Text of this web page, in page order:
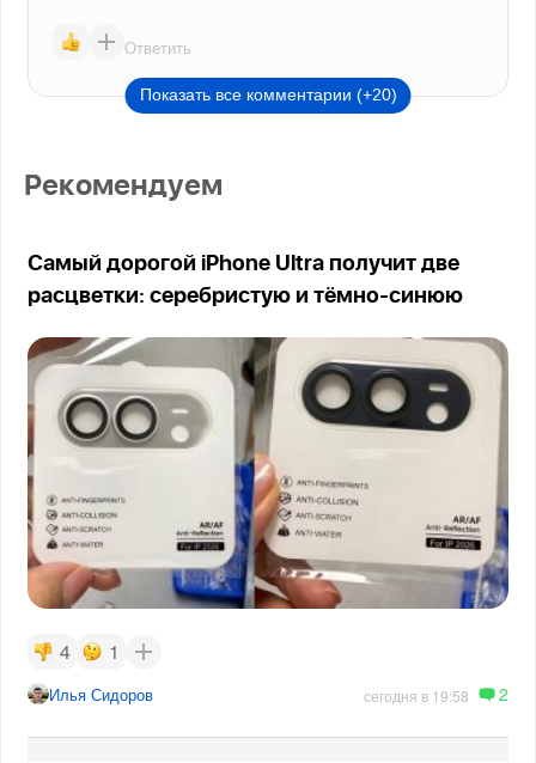
Ответить
Показать все комментарии (+20)
Рекомендуем
Самый дорогой iPhone Ultra получит две
расцветки: серебристую и тёмно-синюю
4 1
Илья Сидоров сегодня в 19:58 2